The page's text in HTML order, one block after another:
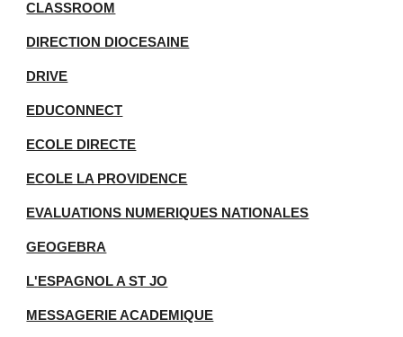
CLASSROOM
DIRECTION DIOCESAINE
DRIVE
EDUCONNECT
ECOLE DIRECTE
ECOLE LA PROVIDENCE
EVALUATIONS NUMERIQUES NATIONALES
GEOGEBRA
L'ESPAGNOL A ST JO
MESSAGERIE ACADEMIQUE